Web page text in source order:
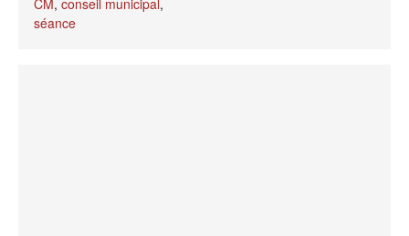
CM, conseil municipal,
séance